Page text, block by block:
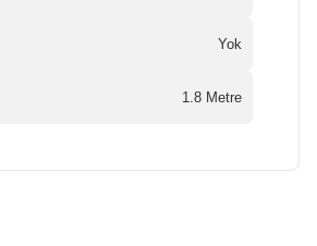
Yok
1.8 Metre